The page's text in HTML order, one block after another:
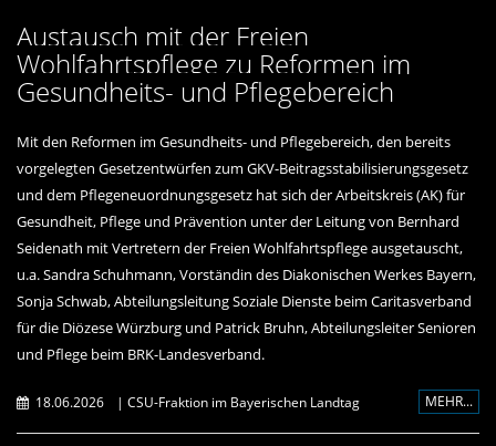
Austausch mit der Freien
Wohlfahrtspflege zu Reformen im
Gesundheits- und Pflegebereich
Mit den Reformen im Gesundheits- und Pflegebereich, den bereits
vorgelegten Gesetzentwürfen zum GKV-Beitragsstabilisierungsgesetz
und dem Pflegeneuordnungsgesetz hat sich der Arbeitskreis (AK) für
Gesundheit, Pflege und Prävention unter der Leitung von Bernhard
Seidenath mit Vertretern der Freien Wohlfahrtspflege ausgetauscht,
u.a. Sandra Schuhmann, Vorständin des Diakonischen Werkes Bayern,
Sonja Schwab, Abteilungsleitung Soziale Dienste beim Caritasverband
für die Diözese Würzburg und Patrick Bruhn, Abteilungsleiter Senioren
und Pflege beim BRK-Landesverband.
18.06.2026 | CSU-Fraktion im Bayerischen Landtag MEHR...